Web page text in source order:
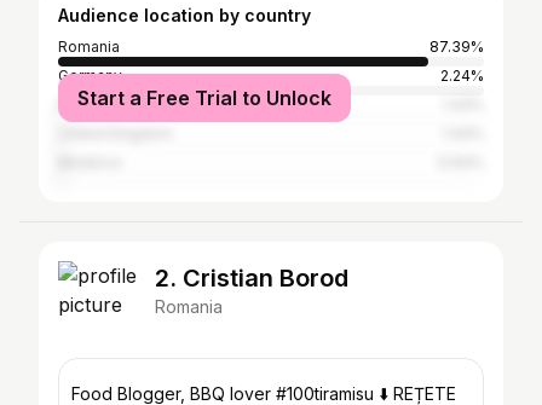
Audience location by country
Romania
87.39%
Germany
2.24%
ItalyStart a Free Trial to Unlock
2. Cristian Borod
Romania
Food Blogger, BBQ lover #100tiramisu ⬇️ REȚETE